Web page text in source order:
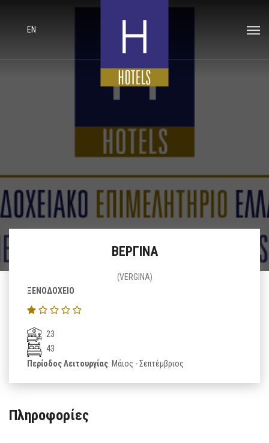
EN
ΒΕΡΓΙΝΑ
(VERGINA)
ΞΕΝΟΔΟΧΕΙΟ
23
43
Περίοδος Λειτουργίας: Μάιος - Σεπτέμβριος
Πληροφορίες